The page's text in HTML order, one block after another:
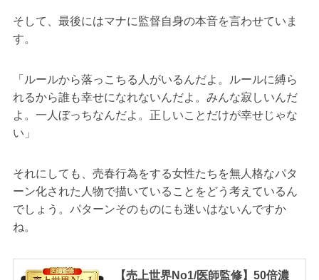
そして、最後にはマナに監督自身の本音を言わせていま
す。
「ルールから落っこちる人がいるんだよ。ルールに縛ら
れるから誰も幸せになれないんだよ。みんな寂しいんだ
よ。一人ぼっちなんだよ。正しいことだけが幸せじゃな
い」
それにしても、売春行為をする女性たちを無人格なパタ
ーン化された人物で描いていることをどう考えているん
でしょう。パターンそのものにも迷いはないんですか
ね。
【売上世界No1/医師監修】50倍濃